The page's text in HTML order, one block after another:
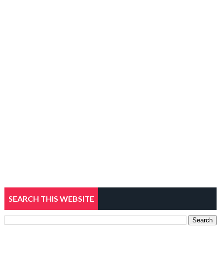
SEARCH THIS WEBSITE